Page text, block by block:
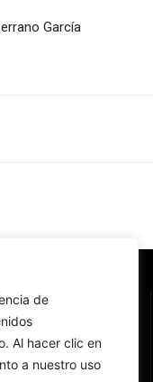
de
Al hacer clic en
a nuestro uso
García
Iglesia católica y la